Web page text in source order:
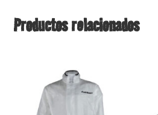
Productos relacionados